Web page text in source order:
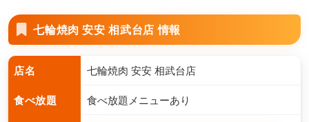
七輪焼肉 安安 相武台店 情報
店名 七輪焼肉 安安 相武台店
食べ放題 食べ放題メニューあり